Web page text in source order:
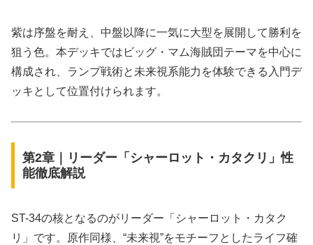
紫は序盤を耐え、中盤以降に一気に大型を展開して勝利を
狙う色。本デッキではビッグ・マム海賊団テーマを中心に
構成され、ランプ戦術と未来視系能力を体験できる入門デ
ッキとして位置付けられます。
第2章｜リーダー「シャーロット・カタクリ」性
能徹底解説
ST-34の核となるのがリーダー「シャーロット・カタク
リ」です。原作同様、“未来視”をモチーフとしたライフ確